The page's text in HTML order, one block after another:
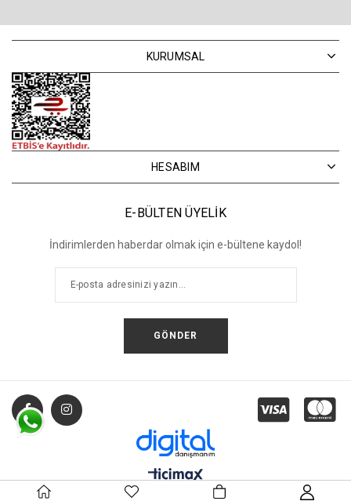
KURUMSAL
HESABIM
E-BÜLTEN ÜYELİK
İndirimlerden haberdar olmak için e-bültene kaydol!
GÖNDER